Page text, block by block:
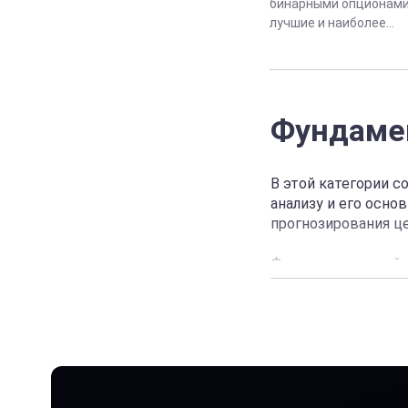
бинарными
лучшие и наиболее...
В этой категории
анализу и его
прогнозирования
Фундаментальный
Хотя
упростят вам